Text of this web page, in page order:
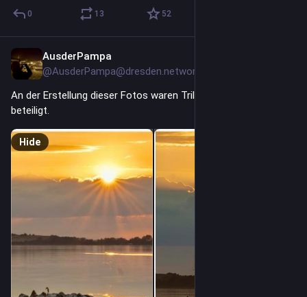
0 13 52
AusderPampa
@AusderPampa@dresden.network
An der Erstellung dieser Fotos waren Trillionen von Mücken
beteiligt.
Hide